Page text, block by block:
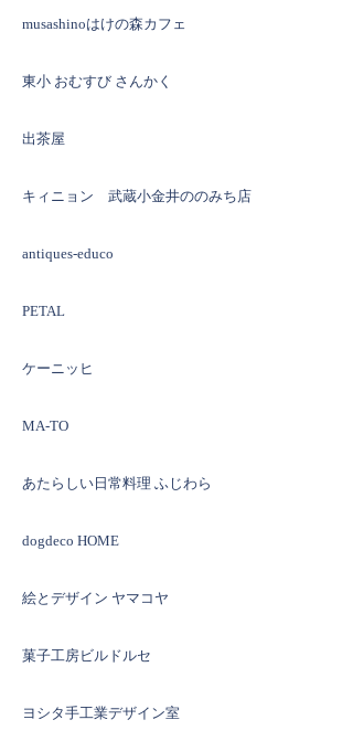
musashinoはけの森カフェ
東小 おむすび さんかく
出茶屋
キィニョン 武蔵小金井ののみち店
antiques-educo
PETAL
ケーニッヒ
MA-TO
あたらしい日常料理 ふじわら
dogdeco HOME
絵とデザイン ヤマコヤ
菓子工房ビルドルセ
ヨシタ手工業デザイン室